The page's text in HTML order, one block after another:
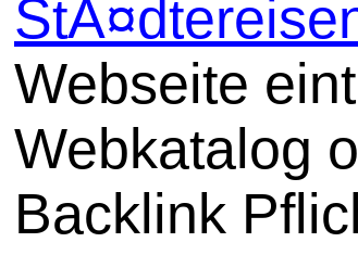
Webseite
Webkatalog
Backlink